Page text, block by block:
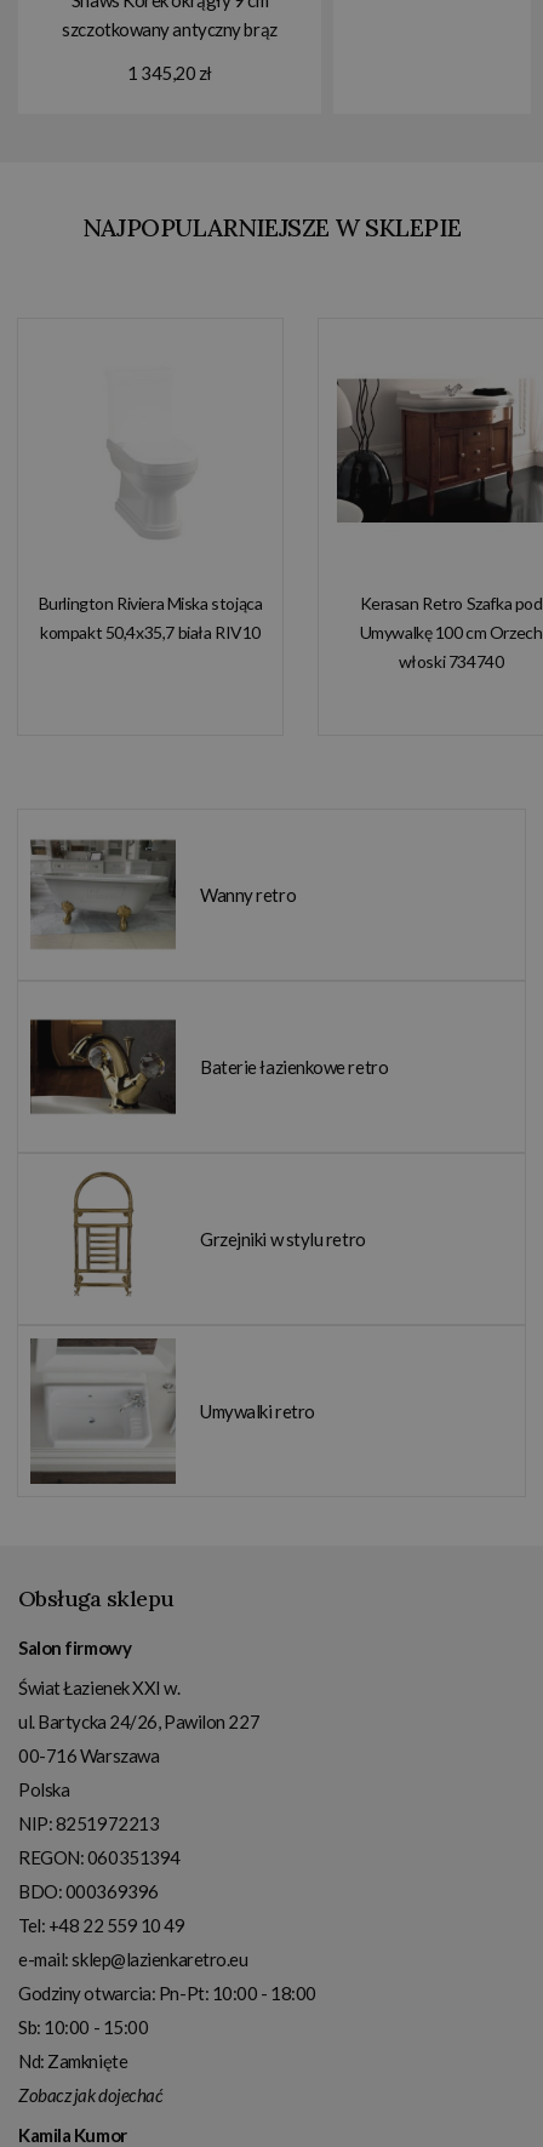
szczotkowany antyczny brąz
1 345,20 zł
NAJPOPULARNIEJSZE W SKLEPIE
Burlington Riviera Miska stojąca
kompakt 50,4x35,7 biała RIV10
Kerasan Retro Szafka pod
Umywalkę 100 cm Orzech
włoski 734740
Wanny retro
Baterie łazienkowe retro
Grzejniki w stylu retro
Umywalki retro
Obsługa sklepu
Salon firmowy
Świat Łazienek XXI w.
ul. Bartycka 24/26, Pawilon 227
00-716Warszawa
Polska
NIP:8251972213
REGON: 060351394
BDO: 000369396
Tel: +48 22 559 10 49
e-mail:sklep@lazienkaretro.eu
Godziny otwarcia: Pn-Pt: 10:00 - 18:00
Sb: 10:00 - 15:00
Nd: Zamknięte
Zobacz jak dojechać
Kamila Kumor